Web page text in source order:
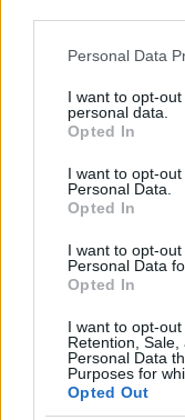
Please note that
not limited to your
grant or deny
use your data for
consent section.
Personal Data
I want to opt-
personal data.
Opted In
I want to opt-
Personal Data.
Opted In
I want to opt-
Personal Data
Opted In
I want to opt-out
Retention,
Personal Data
Purposes for
Opted Out
milyen jó lenne
hangulat, a
az, hogy mit is
kezdődött el
látott benne
benne
folyékonyabbá és
nagyjából 2020
Megjelenések:
Küldetés:
nézőpontok